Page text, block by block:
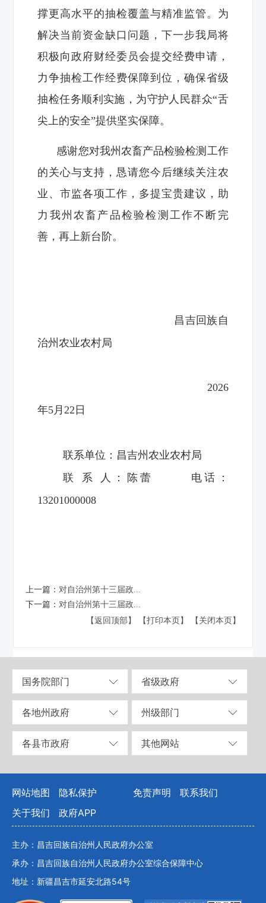
撑更高水平的抽检覆盖与精准监管。为
解决当前资金缺口问题，下一步我局将
积极向政府财经委员会提交经费申请，
力争抽检工作经费保障到位，确保省级
抽检任务顺利实施，为守护人民群众“舌
尖上的安全”提供坚实保障。
感谢您对我州农畜产品检验检测工作
的关心与支持，恳请您今后继续关注农
业、市监各项工作，多提宝贵建议，助
力我州农畜产品检验检测工作不断完
善，再上新台阶。
昌吉回族自
治州农业农村局
2026
年5月22日
联系单位：昌吉州农业农村局
联 系 人：陈蕾 电话：
13201000008
上一篇： 对自治州第十三届政...
下一篇： 对自治州第十三届政...
【返回顶部】
【打印本页】 【关闭本页】
国务院部门 省级政府
各地州政府 州级部门
各县市政府 其他网站
网站地图 隐私保护 免责声明
联系我们
关于我们
政府APP
主办：昌吉回族自治州人民政府办公室
承办：昌吉回族自治州人民政府办公室综合保障中心
地址：新疆昌吉市延安北路54号